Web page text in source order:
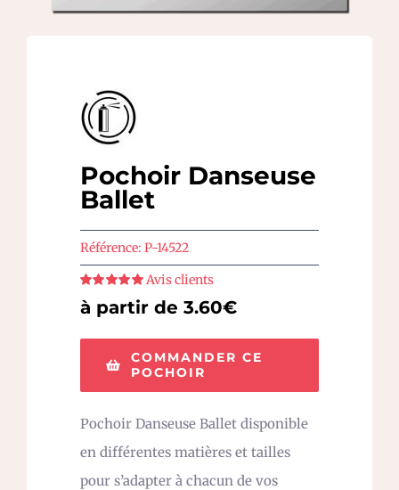
Pochoir Danseuse
Ballet
Référence: P-14522
Note sur 5
Avis clients
à partir de 3.60€
COMMANDER CE
POCHOIR
Pochoir Danseuse Ballet disponible
en différentes matières et tailles
pour s’adapter à chacun de vos